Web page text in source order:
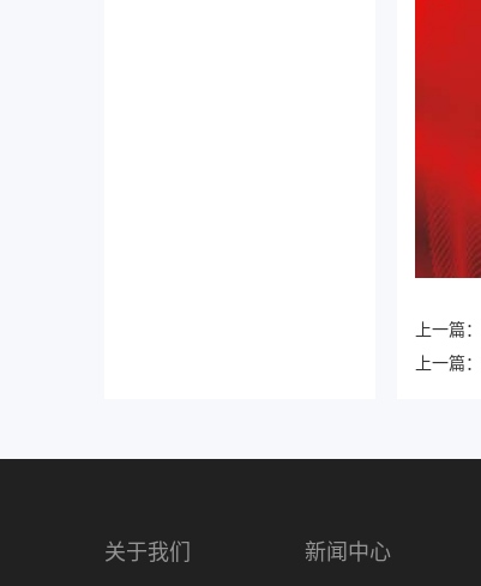
上一篇：
上一篇：
关于我们 新闻中心